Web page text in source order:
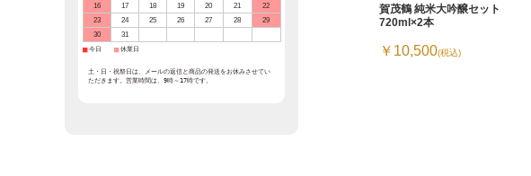
賀茂鶴 純米大吟醸セット
720ml×2本
￥10,500(税込)
16
17 18 19 20 21
22
23
24 25 26 27 28
29
30
31
■ 今日 ■ 休業日
土・日・祝祭日は、メールの返信と商品の発送をお休みさせてい
ただきます。営業時間は、9時～17時です。